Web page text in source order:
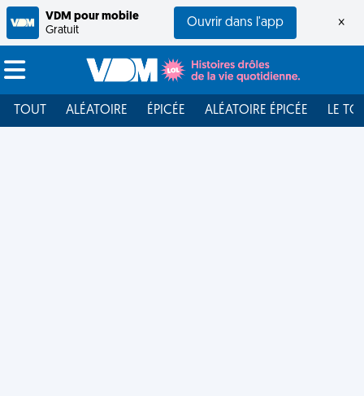
VDM pour mobile
Gratuit
Ouvrir dans l'app ×
TOUT ALÉATOIRE ÉPICÉE ALÉATOIRE ÉPICÉE LE